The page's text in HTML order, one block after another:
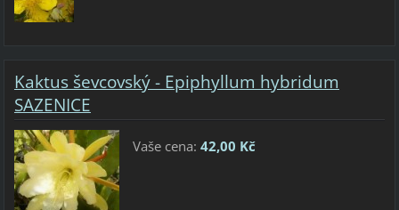
Kaktus ševcovský - Epiphyllum hybridum
SAZENICE
Vaše cena: 42,00 Kč